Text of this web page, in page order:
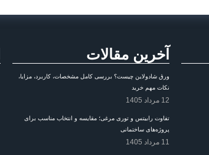
آخرین مقالات
ورق شادولاین چیست؟ بررسی کامل مشخصات، کاربرد، مزایا،
نکات مهم خرید
12 مرداد 1405
تفاوت رابیتس و توری مرغی؛ مقایسه و انتخاب مناسب برای
پروژه‌های ساختمانی
11 مرداد 1405